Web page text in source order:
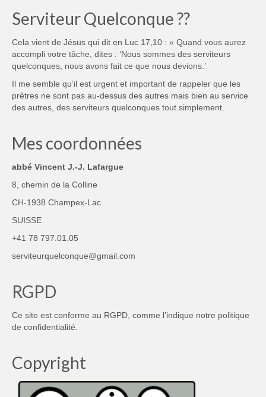
Serviteur Quelconque ??
Cela vient de Jésus qui dit en Luc 17,10 : « Quand vous aurez
accompli votre tâche, dites : ‘Nous sommes des serviteurs
quelconques, nous avons fait ce que nous devions.’
Il me semble qu’il est urgent et important de rappeler que les
prêtres ne sont pas au-dessus des autres mais bien au service
des autres, des serviteurs quelconques tout simplement.
Mes coordonnées
abbé Vincent J.-J. Lafargue
8, chemin de la Colline
CH-1938 Champex-Lac
SUISSE
+41 78 797.01.05
serviteurquelconque@gmail.com
RGPD
Ce site est conforme au RGPD, comme l’indique notre politique
de confidentialité
Copyright